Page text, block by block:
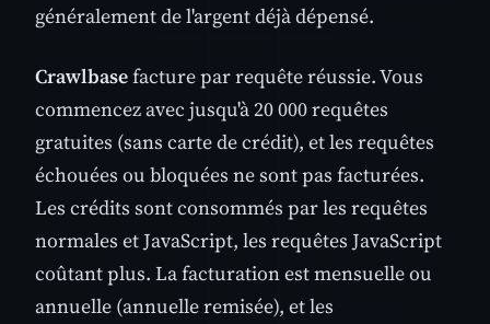
généralement de l'argent déjà dépensé.
Crawlbasefacture par requête réussie. Vous
commencez avec jusqu'à 20 000 requêtes
gratuites (sans carte de crédit), et les requêtes
échouées ou bloquées ne sont pas facturées.
Les crédits sont consommés par les requêtes
normales et JavaScript, les requêtes JavaScript
coûtant plus. La facturation est mensuelle ou
annuelle (annuelle remisée), et les